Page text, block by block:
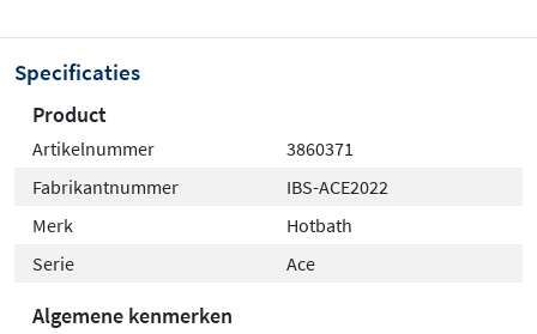
Specificaties
Product
Artikelnummer
3860371
Fabrikantnummer
IBS-ACE2022
Merk
Hotbath
Serie
Ace
Algemene kenmerken